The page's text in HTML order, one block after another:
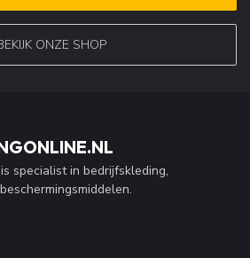
ONZE SHOP
specialist in bedrijfskleding,